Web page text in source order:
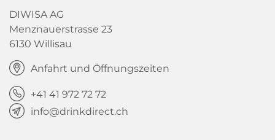
DIWISA AG
Menznauerstrasse 23
6130 Willisau
Anfahrt und Öffnungszeiten
+41 41 972 72 72
info@drinkdirect.ch